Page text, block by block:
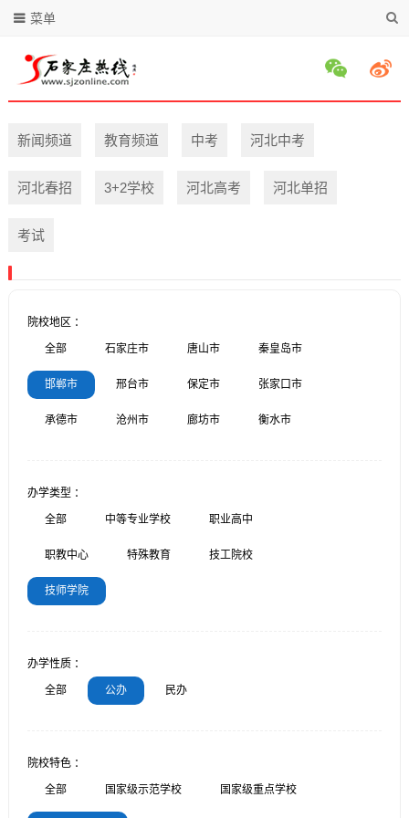
菜单
新闻频道 教育频道 中考 河北中考
河北春招 3+2学校 河北高考 河北单招
考试
院校地区 ：
全部 石家庄市 唐山市 秦皇岛市
邯郸市 邢台市 保定市 张家口市
承德市 沧州市 廊坊市 衡水市
办学类型 ：
全部 中等专业学校 职业高中
职教中心 特殊教育 技工院校
技师学院
办学性质 ：
全部 公办 民办
院校特色 ：
全部 国家级示范学校 国家级重点学校